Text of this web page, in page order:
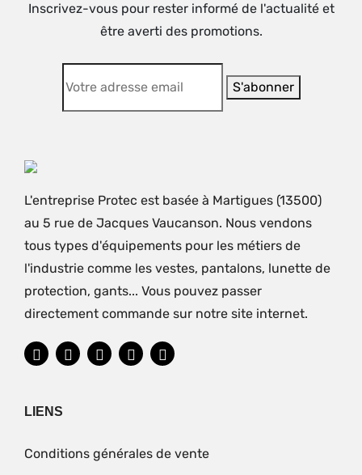
Inscrivez-vous pour rester informé de l'actualité et
être averti des promotions.
L'entreprise Protec est basée à Martigues (13500)
au 5 rue de Jacques Vaucanson. Nous vendons
tous types d'équipements pour les métiers de
l'industrie comme les vestes, pantalons, lunette de
protection, gants... Vous pouvez passer
directement commande sur notre site internet.
LIENS
Conditions générales de vente